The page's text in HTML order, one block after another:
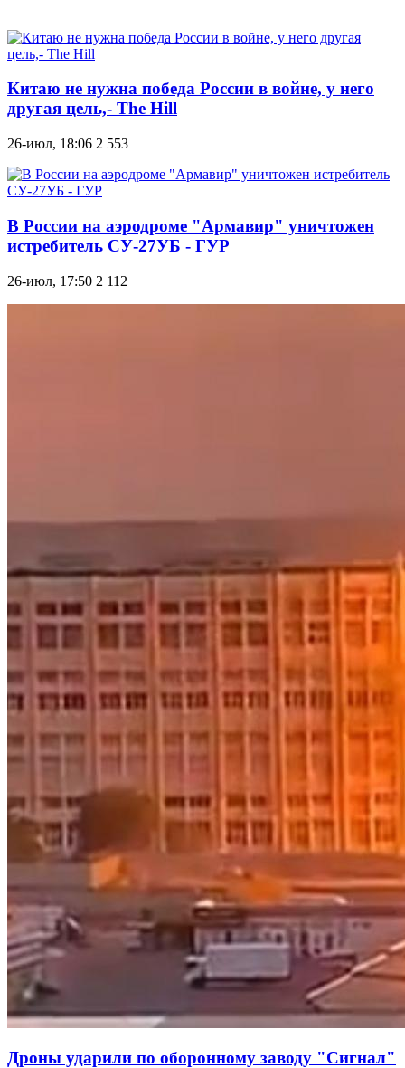
Китаю не нужна победа России в войне, у него
другая цель,- The Hill
26-июл, 18:06 2 553
В России на аэродроме "Армавир" уничтожен
истребитель СУ-27УБ - ГУР
26-июл, 17:50 2 112
Дроны ударили по оборонному заводу "Сигнал"